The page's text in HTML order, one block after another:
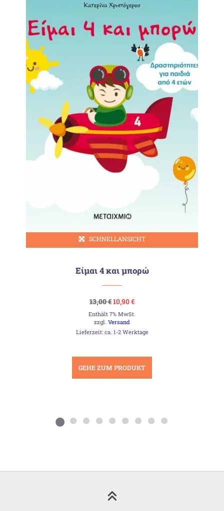
SCHNELLANSICHT
Είμαι 4 και μπορώ
13,00€Ursprünglicher
Preis
war:
13,00 €
10,90€Aktueller
ist:
Enthält 7% MwSt.
zzgl.Versand
Lieferzeit: ca. 1-2 Werktage
GEHE ZUM PRODUKT